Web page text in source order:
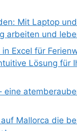
Mit Laptop
arbeiten und
Excel für
Lösung für
eine
Mallorca die